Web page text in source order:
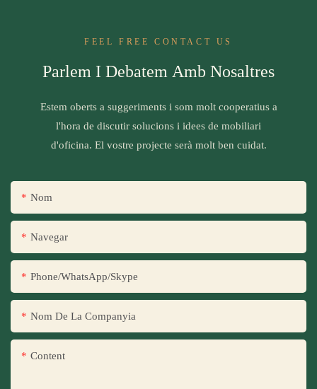
FEEL FREE CONTACT US
Parlem I Debatem Amb Nosaltres
Estem oberts a suggeriments i som molt cooperatius a
l'hora de discutir solucions i idees de mobiliari
d'oficina. El vostre projecte serà molt ben cuidat.
Nom
Navegar
Phone/WhatsApp/Skype
Nom De La Companyia
Content